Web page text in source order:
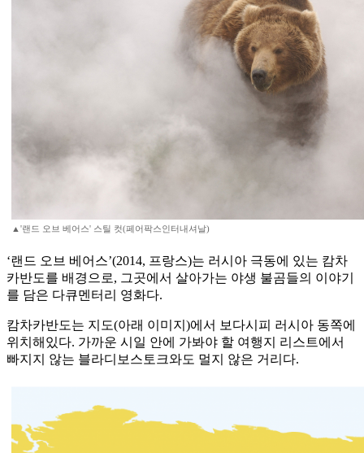
▲'랜드 오브 베어스' 스틸 컷(페어팍스인터내셔날)
‘랜드 오브 베어스’(2014, 프랑스)는 러시아 극동에 있는 캄차
카반도를 배경으로, 그곳에서 살아가는 야생 불곰들의 이야기
를 담은 다큐멘터리 영화다.
캄차카반도는 지도(아래 이미지)에서 보다시피 러시아 동쪽에
위치해있다. 가까운 시일 안에 가봐야 할 여행지 리스트에서
빠지지 않는 블라디보스토크와도 멀지 않은 거리다.